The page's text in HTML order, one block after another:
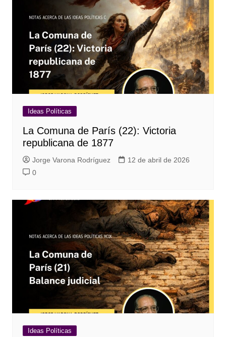
Ideas Políticas
La Comuna de París (22): Victoria
republicana de 1877
Jorge Varona Rodríguez
12 de abril de 2026
0
Ideas Políticas